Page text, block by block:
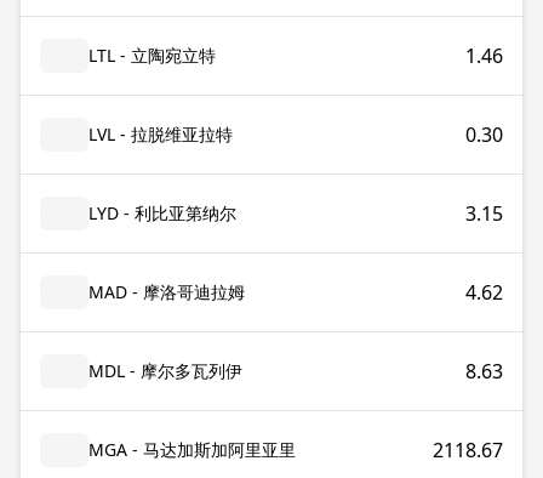
LTL - 立陶宛立特 1.46
LVL - 拉脱维亚拉特 0.30
LYD - 利比亚第纳尔 3.15
MAD - 摩洛哥迪拉姆 4.62
MDL - 摩尔多瓦列伊 8.63
MGA - 马达加斯加阿里亚里 2118.67